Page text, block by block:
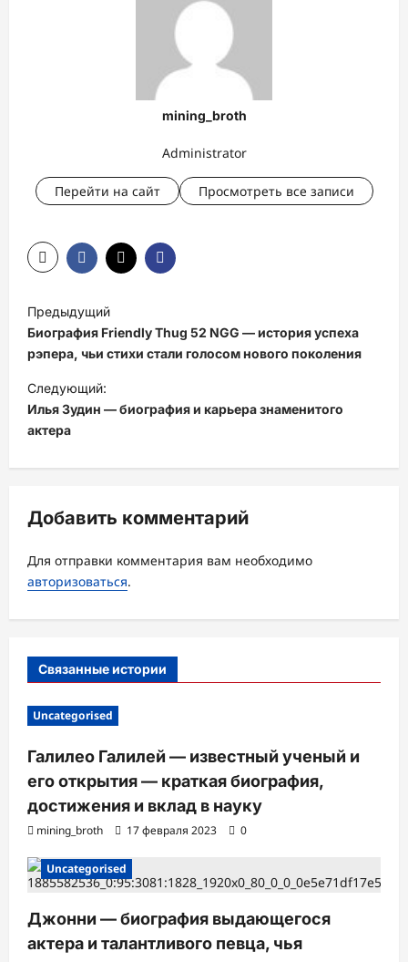
mining_broth
Administrator
Перейти на сайт Просмотреть все записи
а
в
и
г
а
ц
я
з
а
Предыдущий
Биография Friendly Thug 52 NGG — история успеха
рэпера, чьи стихи стали голосом нового поколения
Следующий:
Илья Зудин — биография и карьера знаменитого
актера
Добавить комментарий
Для отправки комментария вам необходимо
авторизоваться.
Связанные истории
Uncategorised
Галилео Галилей — известный ученый и
его открытия — краткая биография,
достижения и вклад в науку
mining_broth 17 февраля 2023 0
Uncategorised
Джонни — биография выдающегося
актера и талантливого певца, чья